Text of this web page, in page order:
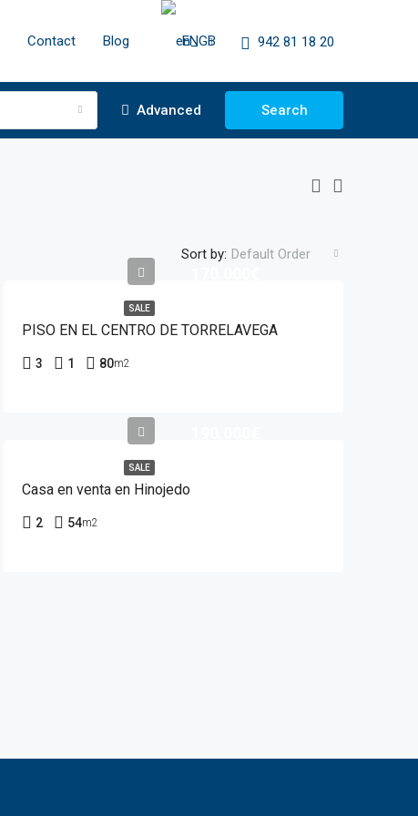
Contact Blog EN 942 81 18 20
Advanced Search
Sort by: Default Order
SALE
PISO EN EL CENTRO DE TORRELAVEGA
3 1 80m2
SALE
Casa en venta en Hinojedo
2 54m2